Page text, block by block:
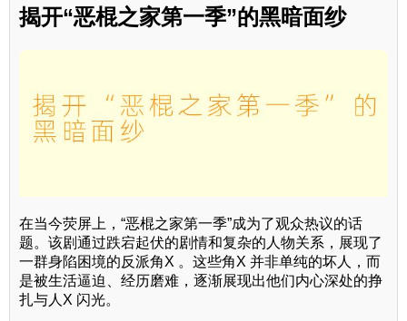
揭开“恶棍之家第一季”的黑暗面纱
在当今荧屏上，“恶棍之家第一季”成为了观众热议的话
题。该剧通过跌宕起伏的剧情和复杂的人物关系，展现了
一群身陷困境的反派角X 。这些角X 并非单纯的坏人，而
是被生活逼迫、经历磨难，逐渐展现出他们内心深处的挣
扎与人X 闪光。